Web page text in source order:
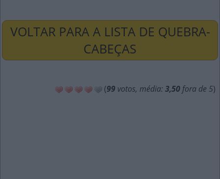
VOLTAR PARA A LISTA DE QUEBRA-
CABEÇAS
(99 votos, média: 3,50 fora de 5)